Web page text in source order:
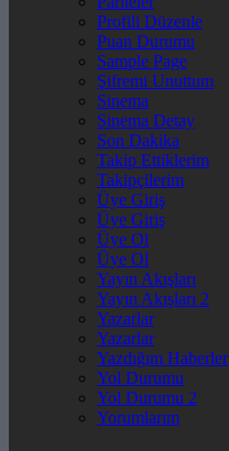
Profili Düzenle
Puan Durumu
Sample Page
Şifremi Unuttum
Sinema
Sinema Detay
Son Dakika
Takip Ettiklerim
Takipçilerim
Üye Giriş
Üye Giriş
Üye Ol
Üye Ol
Yayın Akışları
Yayın Akışları 2
Yazarlar
Yazarlar
Yazdığım Haberler
Yol Durumu
Yol Durumu 2
Yorumlarım